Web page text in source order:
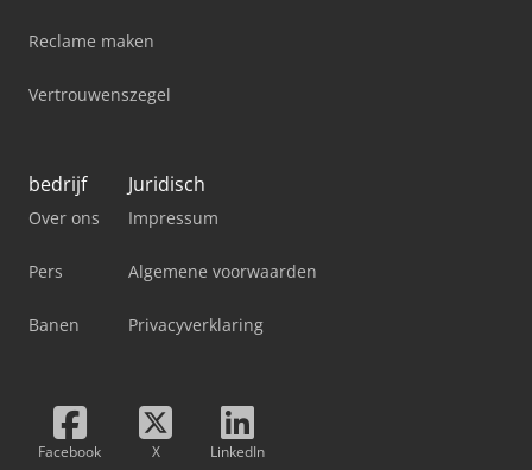
Reclame maken
Vertrouwenszegel
bedrijf
Over ons
Pers
Banen
Juridisch
Impressum
Algemene voorwaarden
Privacyverklaring
Facebook X LinkedIn